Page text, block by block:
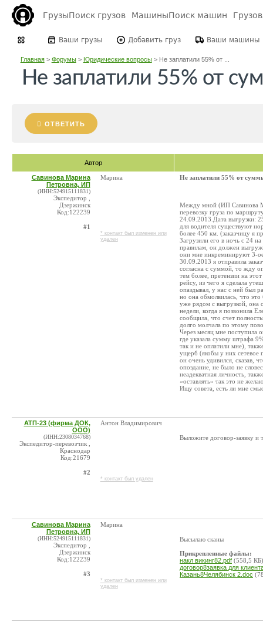
ГрузыПоиск грузов МашиныПоиск машин
Ваши грузы Добавить груз Ваши машины
Главная> Форумы> Юридические вопросы> Не заплатили 55% от ...
Не заплатили 55% от
ОТВЕТИТЬ
Автор
Савинова Марина
Петровна, ИП
(ИНН:524915111831)
Экспедитор ,
Дзержинск
Код:122239
#1
Марина
* контакт был изменен или
удален
Не заплатили 55% от
Между мной (ИП Савинова
перевозку груза по
24.09.2013.Дата выгрузки:
для водителя существуют
более 450 км. (заказчицу я
Загрузили его в ночь с 24
правилам, он должен
они мне инкреминируют 3-
30.09.2013 я отправила
согласна с суммой, то жду
тем более, претензии на
рейсу, из чего я сделала
опаздывал, у нас с ней был
но она обмолвилась, что это
уже рядом с выгрузкой, она
недели, когда я позвонила
сообщила, что счет
долго молчала по этому
Через месяц мне поступила
где указала сумму штрафа
так и не оплатили мне),
ущерб (якобы у них сетевое
он очень удивился, сказав,
опоздание, не было не
неадекватная личность,
«оставлять» так это не
Ищу совета, есть ли мне
АТП-23 (фирма ДОК,
ООО)
(ИНН:2308034768)
Экспедитор-перевозчик ,
Краснодар
Код:21679
#2
Антон Владимирович
* контакт был удален
Выложите договор-заявку и
Савинова Марина
Петровна, ИП
(ИНН:524915111831)
Экспедитор ,
Дзержинск
Код:122239
#3
Марина
* контакт был изменен или
удален
Высылаю сканы
Прикрепленные файлы:
накл викинг82.pdf (558,5 КБ)
договор8заявка для
Казань8Челябинск 2.doc